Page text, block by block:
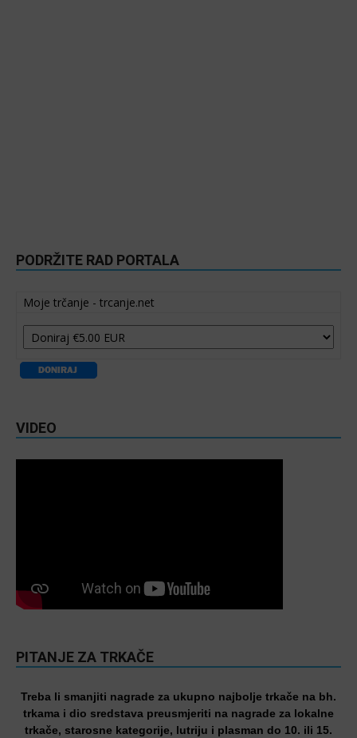
PODRŽITE RAD PORTALA
Moje trčanje - trcanje.net
VIDEO
PITANJE ZA TRKAČE
Treba li smanjiti nagrade za ukupno najbolje trkače na bh.
trkama i dio sredstava preusmjeriti na nagrade za lokalne
trkače, starosne kategorije, lutriju i plasman do 10. ili 15.